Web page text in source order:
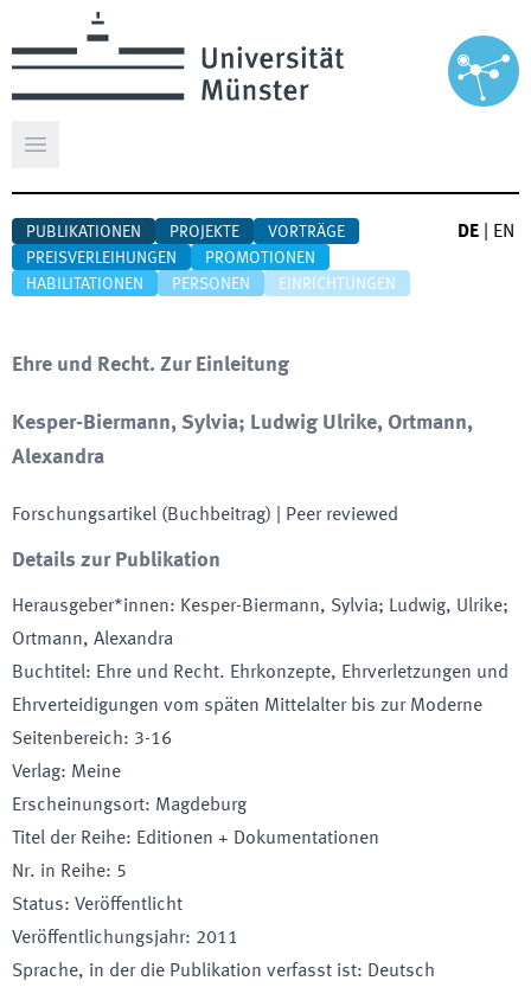
Hauptmenü öffnen
PUBLIKATIONEN PROJEKTE
VORTRÄGE
PREISVERLEIHUNGEN
PROMOTIONEN
HABILITATIONEN
PERSONEN EINRICHTUNGEN
DE EN
Ehre und Recht. Zur Einleitung
Kesper-Biermann, Sylvia; Ludwig Ulrike, Ortmann,
Alexandra
Forschungsartikel (Buchbeitrag) | Peer reviewed
Details zur Publikation
Herausgeber*innen: Kesper-Biermann, Sylvia; Ludwig, Ulrike;
Ortmann, Alexandra
Buchtitel: Ehre und Recht. Ehrkonzepte, Ehrverletzungen und
Ehrverteidigungen vom späten Mittelalter bis zur Moderne
Seitenbereich: 3-16
Verlag: Meine
Erscheinungsort: Magdeburg
Titel der Reihe: Editionen + Dokumentationen
Nr. in Reihe: 5
Status: Veröffentlicht
Veröffentlichungsjahr: 2011
Sprache, in der die Publikation verfasst ist: Deutsch